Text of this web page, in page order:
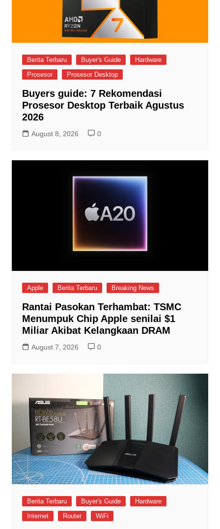
Berita Terbaru Buyer's Guide
Hardware
Prosesor
Prosesor Desktop
Buyers guide: 7 Rekomendasi
Prosesor Desktop Terbaik Agustus
2026
August 8, 2026 0
Apple Berita Terbaru Breaking News
Rantai Pasokan Terhambat: TSMC
Menumpuk Chip Apple senilai $1
Miliar Akibat Kelangkaan DRAM
August 7, 2026 0
Berita Terbaru Buyer's Guide
Hardware
Internet
Router WiFi